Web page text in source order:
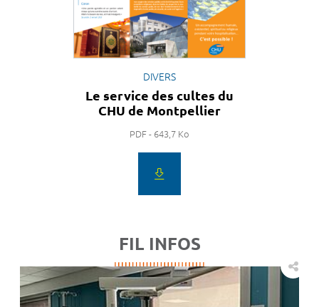
DIVERS
Le service des cultes du
CHU de Montpellier
PDF - 643,7 Ko
FIL INFOS